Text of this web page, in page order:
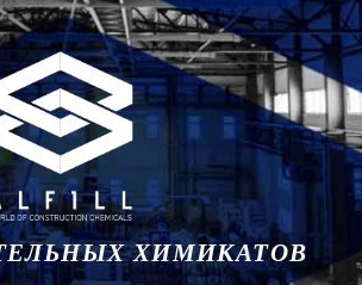
ХИМИКАТОВ